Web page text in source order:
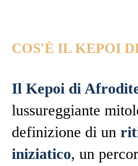
COS'È IL KEPOI
Il Kepoi di
lussureggiante
definizione di un
iniziatico, un